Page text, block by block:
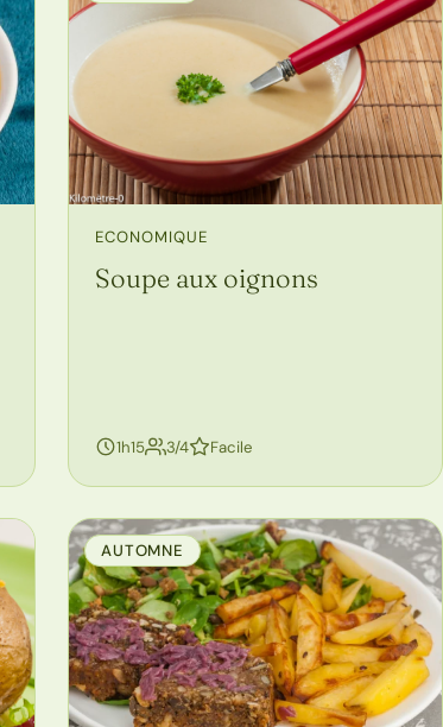
ECONOMIQUE
Soupe aux oignons
1h15 3/4personnes
Facile
AUTOMNE